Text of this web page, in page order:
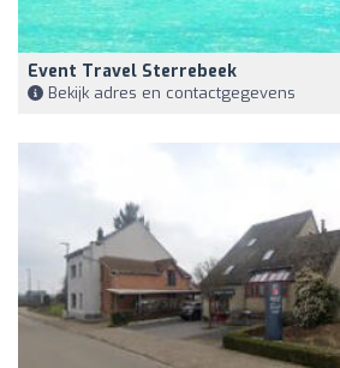
Event Travel Sterrebeek
Bekijk adres en contactgegevens